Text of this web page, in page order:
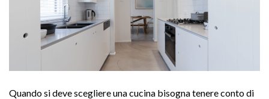
Quando si deve scegliere una cucina bisogna tenere conto di